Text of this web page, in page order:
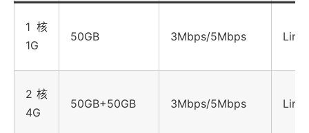
1核
1G
50GB 3Mbps/5Mbps
2核
4G
50GB+50GB 3Mbps/5Mbps